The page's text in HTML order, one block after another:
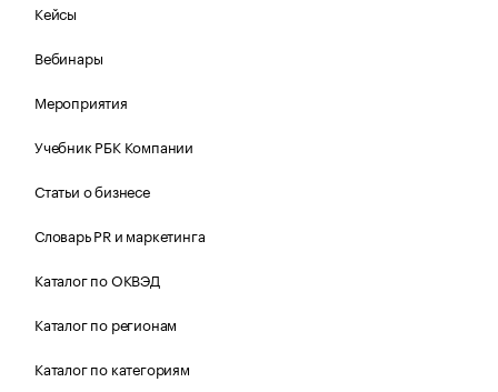
Кейсы
Вебинары
Мероприятия
Учебник РБК Компании
Статьи о бизнесе
Словарь PR и маркетинга
Каталог по ОКВЭД
Каталог по регионам
Каталог по категориям